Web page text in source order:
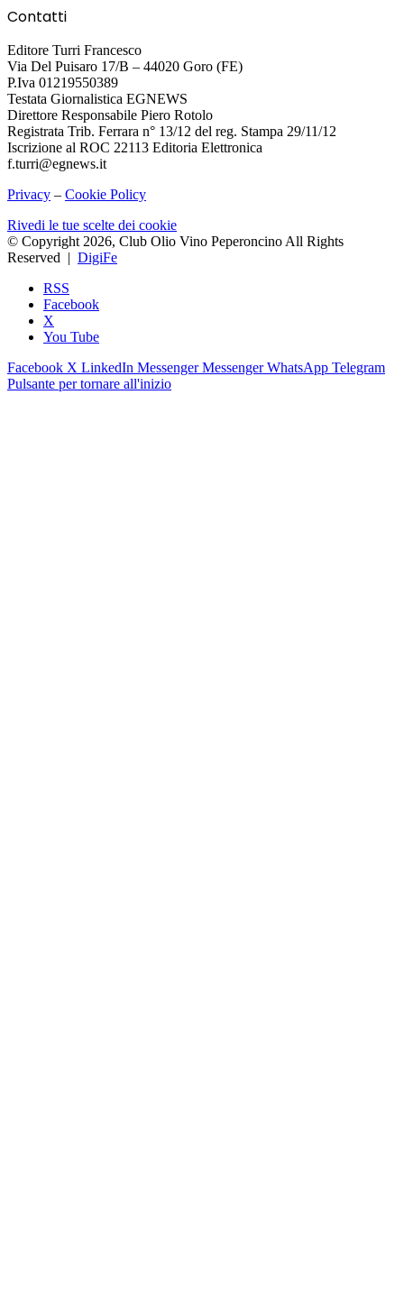
Contatti
Editore Turri Francesco
Via Del Puisaro 17/B – 44020 Goro (FE)
P.Iva 01219550389
Testata Giornalistica EGNEWS
Direttore Responsabile Piero Rotolo
Registrata Trib. Ferrara n° 13/12 del reg. Stampa 29/11/12
Iscrizione al ROC 22113 Editoria Elettronica
f.turri@egnews.it
Privacy – Cookie Policy
Rivedi le tue scelte dei cookie
© Copyright 2026, Club Olio Vino Peperoncino All Rights
Reserved | DigiFe
RSS
Facebook
X
You Tube
Facebook X LinkedIn Messenger Messenger WhatsApp Telegram
Pulsante per tornare all'inizio